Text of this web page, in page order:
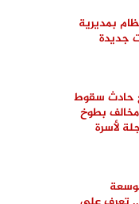
بمديرية
جديدة
حادث سقوط
مخالف بطوخ
لأسرة